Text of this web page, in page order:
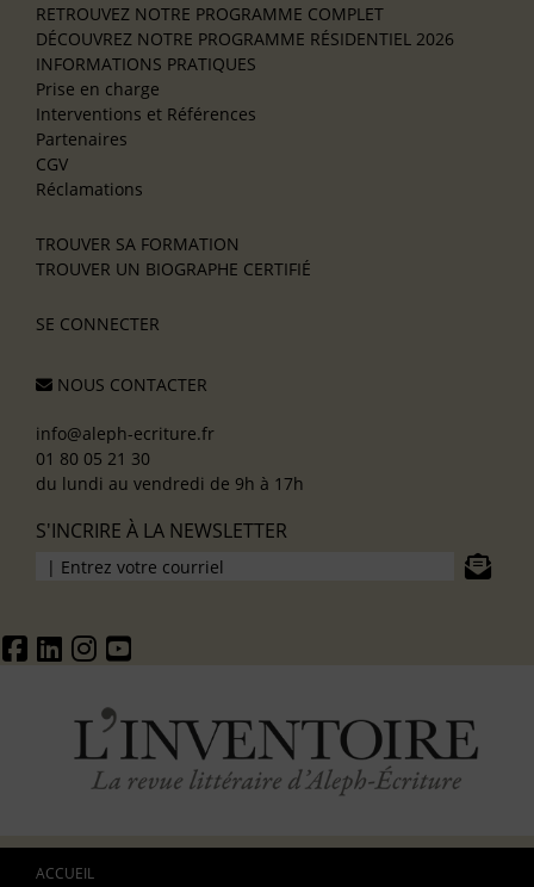
RETROUVEZ NOTRE PROGRAMME COMPLET
DÉCOUVREZ NOTRE PROGRAMME RÉSIDENTIEL 2026
INFORMATIONS PRATIQUES
Prise en charge
Interventions et Références
Partenaires
CGV
Réclamations
TROUVER SA FORMATION
TROUVER UN BIOGRAPHE CERTIFIÉ
SE CONNECTER
NOUS CONTACTER
info@aleph-ecriture.fr
01 80 05 21 30
du lundi au vendredi de 9h à 17h
S'INCRIRE À LA NEWSLETTER
ACCUEIL